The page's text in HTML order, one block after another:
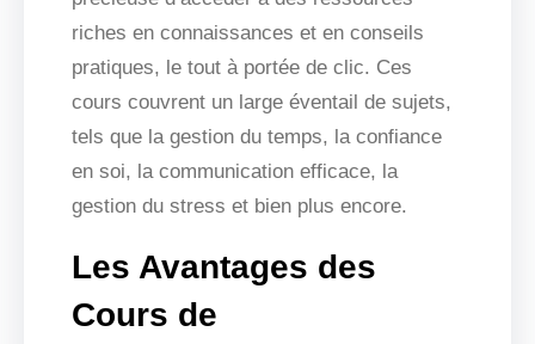
riches en connaissances et en conseils
pratiques, le tout à portée de clic. Ces
cours couvrent un large éventail de sujets,
tels que la gestion du temps, la confiance
en soi, la communication efficace, la
gestion du stress et bien plus encore.
Les Avantages des
Cours de